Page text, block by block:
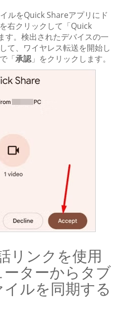
ルをQuick Shareアプリにド
右クリックして「Quick
す。検出されたデバイスの一
て、ワイヤレス転送を開始し
「承認」をクリックします。
リンクを使用
ターからタブ
ルを同期する